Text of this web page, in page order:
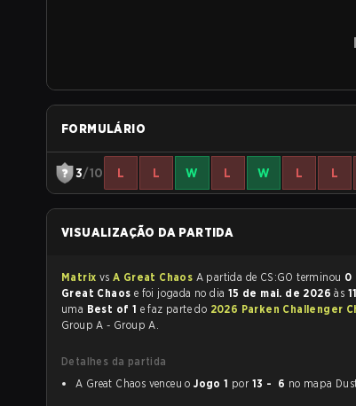
FORMULÁRIO
3/10 L L W L W L L
VISUALIZAÇÃO DA PARTIDA
Matrix vs A Great Chaos A partida de CS:GO terminou 0
Great Chaos
e foi jogada no dia 15 de mai. de 2026às
uma Best of 1 e faz parte do 2026 Parken Challenger
Group A - Group A.
Detalhes da partida
A Great Chaos venceu oJogo 1 por 13 - 6 no mapa